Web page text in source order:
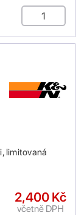
limitovaná
2,400 Kč
včetně DPH